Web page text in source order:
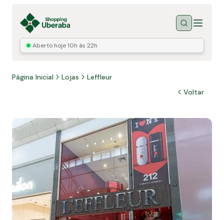
BuscarMenu
Aberto hoje10h às 22h
Página Inicial Lojas
Leffleur
Voltar